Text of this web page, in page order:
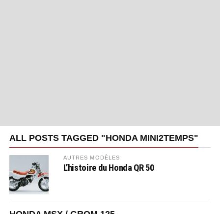
ALL POSTS TAGGED "HONDA MINI2TEMPS"
AUTRES MODÈLES
L’histoire du Honda QR 50